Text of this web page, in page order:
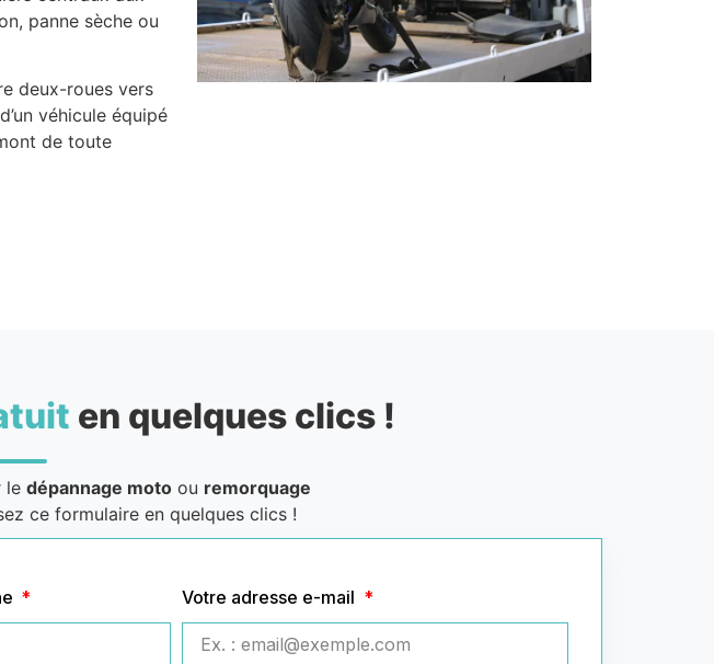
panne sèche ou
deux-roues vers
véhicule équipé
de toute
en quelques clics !
le dépannage motoou remorquage
ce formulaire en quelques clics !
Votre adresse e-mail